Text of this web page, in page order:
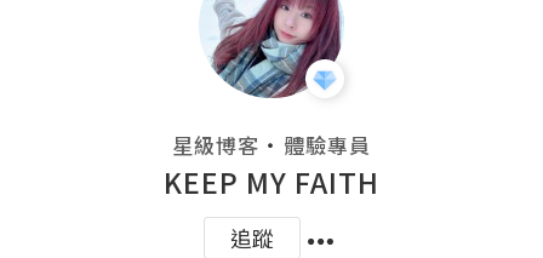
星級博客 ・ 體驗專員
KEEP MY FAITH
追蹤